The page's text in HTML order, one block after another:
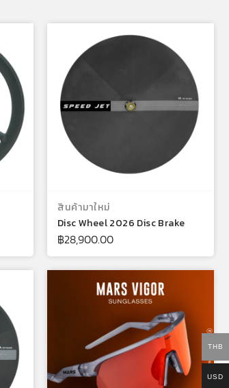
หยิบใส่ตะกร้า
สินค้ามาใหม่
Disc Wheel 2026 Disc Brake
฿28,900.00
THB
USD